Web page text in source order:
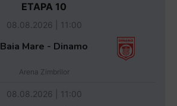
ETAPA 10
08.08.2026 | 11:00
Baia Mare - Dinamo
Arena Zimbrilor
08.08.2026 | 11:00